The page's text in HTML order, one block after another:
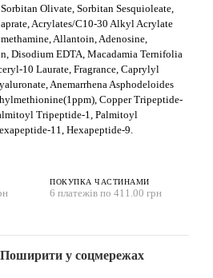
Olivate, Sorbitan Sesquioleate,
Acrylates/C10-30 Alkyl Acrylate
Allantoin, Adenosine,
Disodium EDTA, Macadamia Ternifolia
10 Laurate, Fragrance, Caprylyl
Anemarrhena Asphodeloides
Copper Tripeptide-
Tripeptide-1, Palmitoyl
11, Hexapeptide-9.
ПОКУПКА ЧАСТИНАМИ
6 платежів по 411.00 грн
Поширити у соцмережах